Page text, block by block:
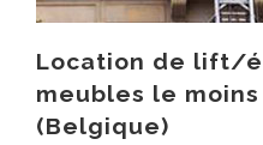
Location de lift/
meubles le
(Belgique)